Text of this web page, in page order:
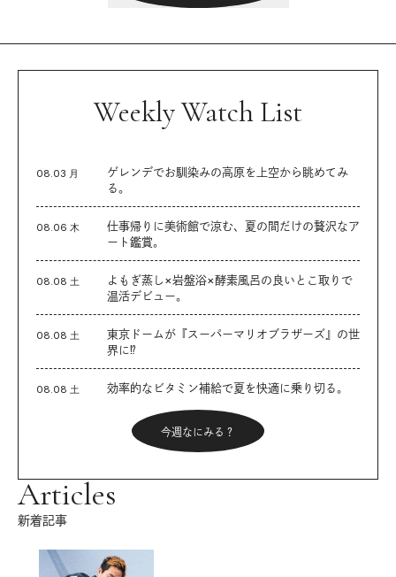
Weekly Watch List
08.03 月
ゲレンデでお馴染みの高原を上空から眺めてみ
る。
08.06 木
仕事帰りに美術館で涼む、夏の間だけの贅沢なア
ート鑑賞。
08.08 土
よもぎ蒸し×岩盤浴×酵素風呂の良いとこ取りで
温活デビュー。
08.08 土
東京ドームが『スーパーマリオブラザーズ』の世
界に⁉︎
08.08 土 効率的なビタミン補給で夏を快適に乗り切る。
今週なにみる？
Articles
新着記事